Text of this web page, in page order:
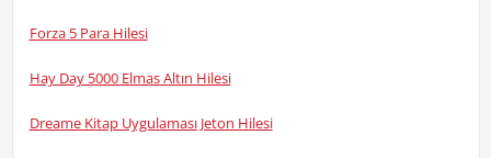
Forza 5 Para Hilesi
Hay Day 5000 Elmas Altın Hilesi
Dreame Kitap Uygulaması Jeton Hilesi